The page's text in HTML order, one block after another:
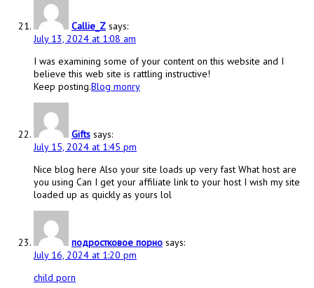
Callie_Z says:
July 13, 2024 at 1:08 am
I was examining some of your content on this website and I
believe this web site is rattling instructive!
Keep posting.Blog monry
Gifts says:
July 15, 2024 at 1:45 pm
Nice blog here Also your site loads up very fast What host are
you using Can I get your affiliate link to your host I wish my site
loaded up as quickly as yours lol
подростковое порно says:
July 16, 2024 at 1:20 pm
child porn